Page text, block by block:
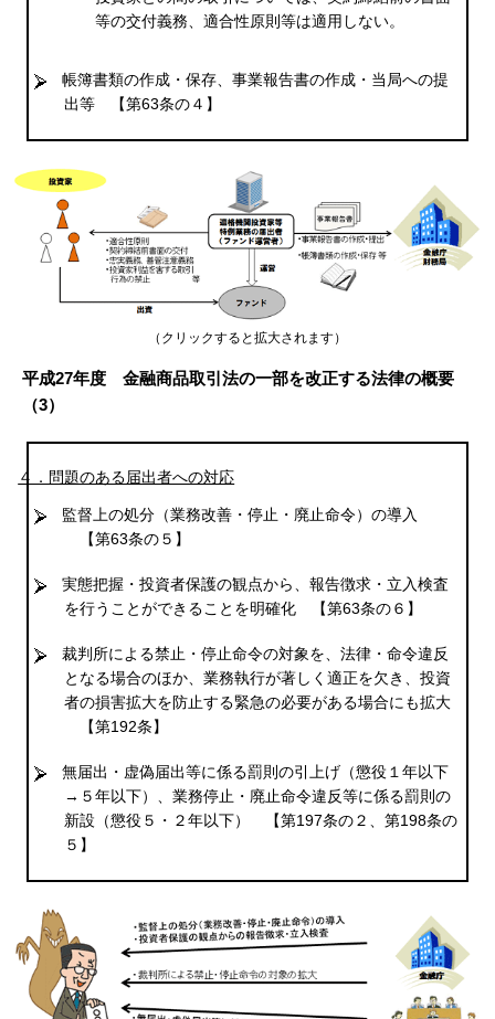
等の交付義務、適合性原則等は適用しない。
帳簿書類の作成・保存、事業報告書の作成・当局への提
出等
【第63条の４】
（クリックすると拡大されます）
平成27年度 金融商品取引法の一部を改正する法律の概要
（3）
４．問題のある届出者への対応
監督上の処分（業務改善・停止・廃止命令）の導入
【第63条の５】
実態把握・投資者保護の観点から、報告徴求・立入検査
を行うことができることを明確化
【第63条の６】
裁判所による禁止・停止命令の対象を、法律・命令違反
となる場合のほか、業務執行が著しく適正を欠き、投資
者の損害拡大を防止する緊急の必要がある場合にも拡大
【第192条】
無届出・虚偽届出等に係る罰則の引上げ（懲役１年以下
→５年以下）、業務停止・廃止命令違反等に係る罰則の
新設（懲役５・２年以下）
【第197条の２、第198条の
５】